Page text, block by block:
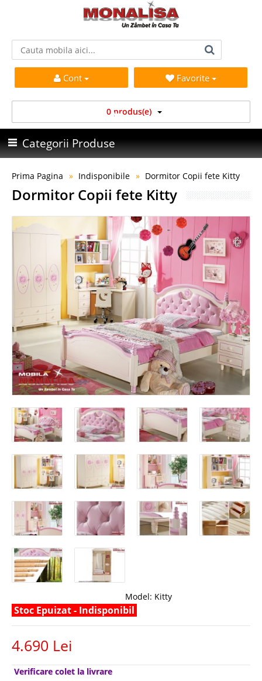
Cont Favorite
0 produs(e)
Categorii Produse
Prima Pagina Indisponibile Dormitor Copii fete Kitty
Dormitor Copii fete Kitty
Model: Kitty
Stoc Epuizat - Indisponibil
4.690 Lei
Verificare colet la livrare